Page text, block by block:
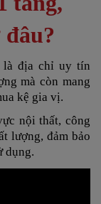
là địa chỉ uy tín
mà còn mang
kệ gia vị.
nội thất, công
lượng, đảm bảo
dụng.